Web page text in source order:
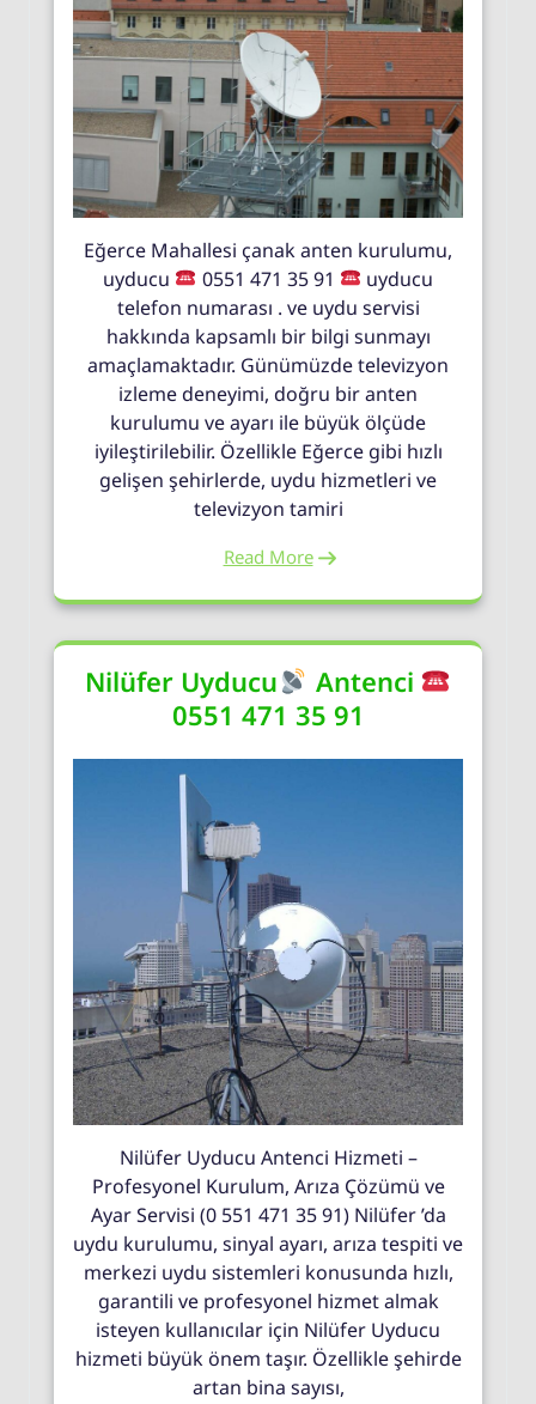
Eğerce Mahallesi çanak anten kurulumu,
uyducu
0551 471 35 91
uyducu
telefon numarası . ve uydu servisi
hakkında kapsamlı bir bilgi sunmayı
amaçlamaktadır. Günümüzde televizyon
izleme deneyimi, doğru bir anten
kurulumu ve ayarı ile büyük ölçüde
iyileştirilebilir. Özellikle Eğerce gibi hızlı
gelişen şehirlerde, uydu hizmetleri ve
televizyon tamiri
Read More
Nilüfer Uyducu
Antenci
0551 471 35 91
Nilüfer Uyducu Antenci Hizmeti –
Profesyonel Kurulum, Arıza Çözümü ve
Ayar Servisi (0 551 471 35 91) Nilüfer ’da
uydu kurulumu, sinyal ayarı, arıza tespiti ve
merkezi uydu sistemleri konusunda hızlı,
garantili ve profesyonel hizmet almak
isteyen kullanıcılar için Nilüfer Uyducu
hizmeti büyük önem taşır. Özellikle şehirde
artan bina sayısı,